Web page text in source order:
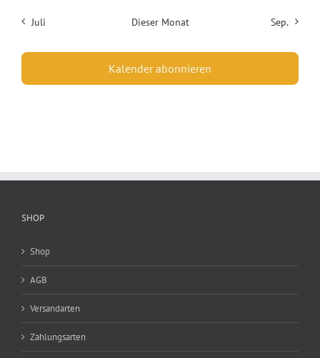
Juli Dieser Monat Sep.
Kalender abonnieren
SHOP
Shop
AGB
Versandarten
Zahlungsarten